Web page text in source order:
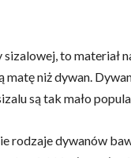
sizalowej, to materiał
niż dywan.
są tak mało
rodzaje dywanów